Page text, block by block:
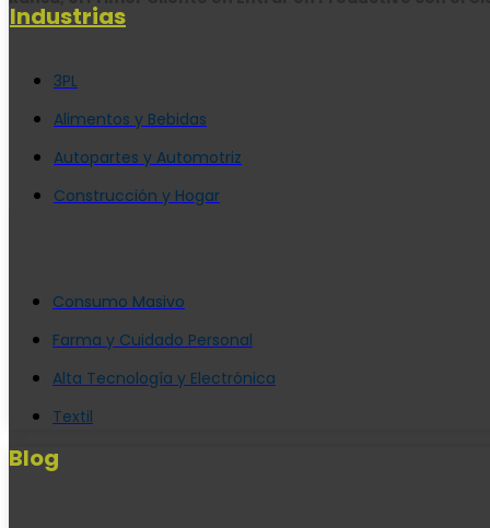
Industrias
3PL
Alimentos y Bebidas
Autopartes y Automotriz
Construcción y Hogar
Consumo Masivo
Farma y Cuidado Personal
Alta Tecnología y Electrónica
Textil
Blog